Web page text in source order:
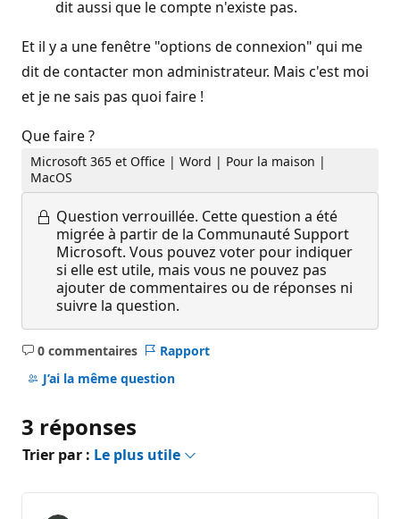
dit aussi que le compte n'existe pas.
Et il y a une fenêtre "options de connexion" qui me
dit de contacter mon administrateur. Mais c'est moi
et je ne sais pas quoi faire !
Que faire ?
Microsoft 365 et Office | Word | Pour la maison |
MacOS
Question verrouillée. Cette question a été
migrée à partir de la Communauté Support
Microsoft. Vous pouvez voter pour indiquer
si elle est utile, mais vous ne pouvez pas
ajouter de commentaires ou de réponses ni
suivre la question.
0 commentaires
Aucun
commentaire
Rapport
J’ai la même question
3 réponses
Trier par : Le plus utile